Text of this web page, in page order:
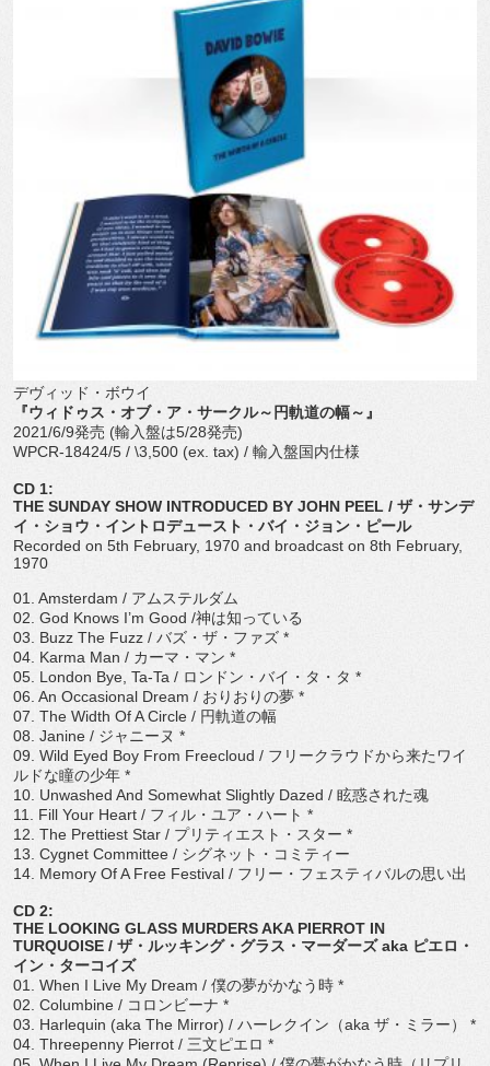
デヴィッド・ボウイ
『ウィドゥス・オブ・ア・サークル～円軌道の幅～』
2021/6/9発売 (輸入盤は5/28発売)
WPCR-18424/5 / \3,500 (ex. tax) / 輸入盤国内仕様
CD 1:
THE SUNDAY SHOW INTRODUCED BY JOHN PEEL / ザ・サンデ
イ・ショウ・イントロデュースト・バイ・ジョン・ ピール
Recorded on 5th February, 1970 and broadcast on 8th February,
1970
01. Amsterdam / アムステルダム
02. God Knows I’m Good /神は知っている
03. Buzz The Fuzz / バズ・ザ・ファズ *
04. Karma Man / カーマ・マン *
05. London Bye, Ta-Ta / ロンドン・バイ・タ・タ *
06. An Occasional Dream / おりおりの夢 *
07. The Width Of A Circle / 円軌道の幅
08. Janine / ジャニーヌ *
09. Wild Eyed Boy From Freecloud / フリークラウドから来たワイ
ルドな瞳の少年 *
10. Unwashed And Somewhat Slightly Dazed / 眩惑された魂
11. Fill Your Heart / フィル・ユア・ハート *
12. The Prettiest Star / プリティエスト・スター *
13. Cygnet Committee / シグネット・コミティー
14. Memory Of A Free Festival / フリー・フェスティバルの思い出
CD 2:
THE LOOKING GLASS MURDERS AKA PIERROT IN
TURQUOISE / ザ・ルッキング・グラス・マーダーズaka ピエロ・
イン・ターコイズ
01. When I Live My Dream / 僕の夢がかなう時 *
02. Columbine / コロンビーナ *
03. Harlequin (aka The Mirror) / ハーレクイン（aka ザ・ミラー）
*
04. Threepenny Pierrot / 三文ピエロ *